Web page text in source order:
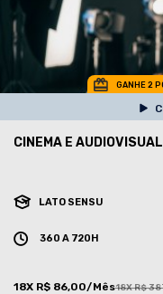
GANHE 2
CINEMA E AUDIOVISUAL
LATO SENSU
360 A 720H
18X R$ 86,00/Mês18X R$